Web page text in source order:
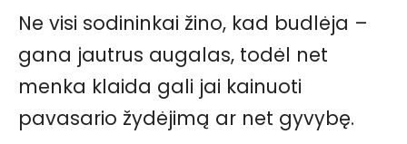
Ne visi sodininkai žino, kad budlėja –
gana jautrus augalas, todėl net
menka klaida gali jai kainuoti
pavasario žydėjimą ar net gyvybę.